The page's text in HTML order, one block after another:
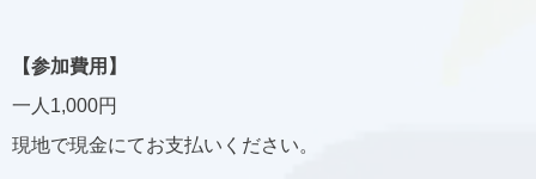
【参加費用】
一人1,000円
現地で現金にてお支払いください。